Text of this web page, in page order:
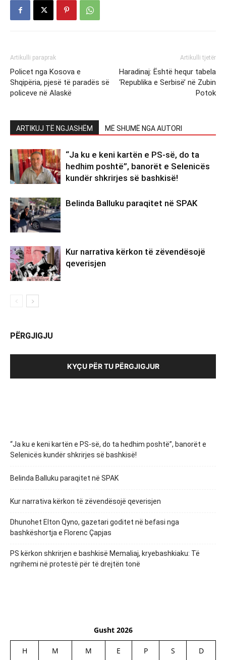
Artikulli paraprak
Policet nga Kosova e
Shqipëria, pjesë të paradës së
policeve në Alaskë
Artikulli tjetër
Haradinaj: Është hequr tabela
‘Republika e Serbisë’ në Zubin
Potok
ARTIKUJ TË NGJASHËM MË SHUMË NGA AUTORI
“Ja ku e keni kartën e PS-së, do ta
hedhim poshtë”, banorët e Selenicës
kundër shkrirjes së bashkisë!
Belinda Balluku paraqitet në SPAK
Kur narrativa kërkon të zëvendësojë
qeverisjen
PËRGJIGJU
KYÇU PËR TU PËRGJIGJUR
“Ja ku e keni kartën e PS-së, do ta hedhim poshtë”, banorët e
Selenicës kundër shkrirjes së bashkisë!
Belinda Balluku paraqitet në SPAK
Kur narrativa kërkon të zëvendësojë qeverisjen
Dhunohet Elton Qyno, gazetari goditet në befasi nga
bashkëshortja e Florenc Çapjas
PS kërkon shkrirjen e bashkisë Memaliaj, kryebashkiaku: Të
ngrihemi në protestë për të drejtën tonë
Gusht 2026
H M M E P S D